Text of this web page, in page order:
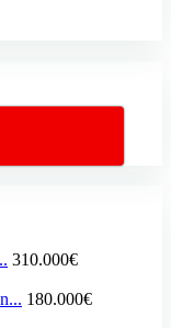
310.000€
180.000€